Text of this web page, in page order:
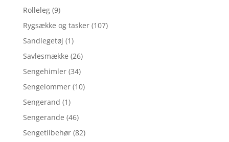
Rolleleg (9)
Rygsække og tasker (107)
Sandlegetøj (1)
Savlesmække (26)
Sengehimler (34)
Sengelommer (10)
Sengerand (1)
Sengerande (46)
Sengetilbehør (82)